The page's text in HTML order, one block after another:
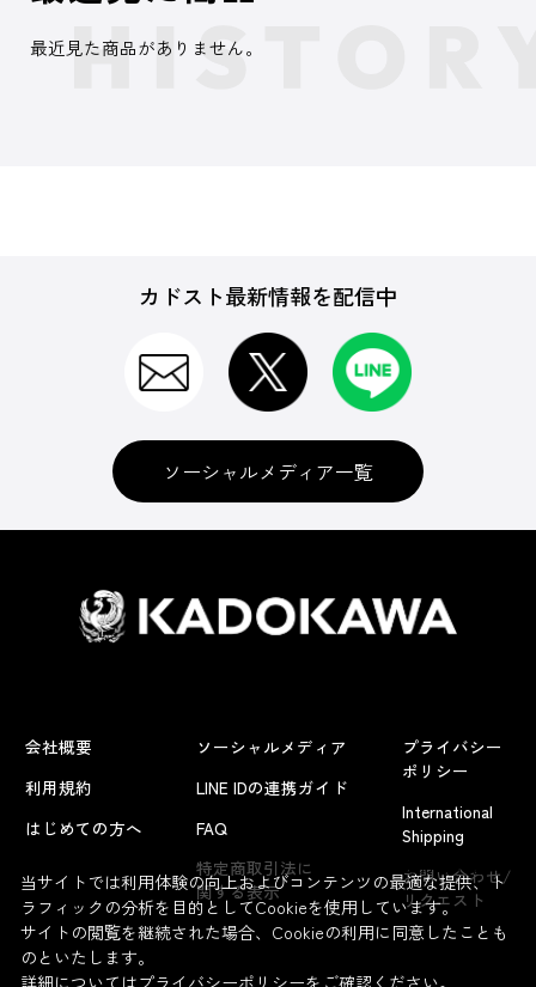
よくあるお問い合わせ
最近見た商品がありません。
カドスト最新情報を配信中
ソーシャルメディア一覧
会社概要
利用規約
はじめての方へ
ソーシャルメディア
LINE IDの連携ガイド
FAQ
特定商取引法に
関する表示
プライバシー
ポリシー
International
Shipping
お問い合わせ/
リクエスト
当サイトでは利用体験の向上およびコンテンツの最適な提供、ト
ラフィックの分析を目的としてCookieを使用しています。
サイトの閲覧を継続された場合、Cookieの利用に同意したことも
のといたします。